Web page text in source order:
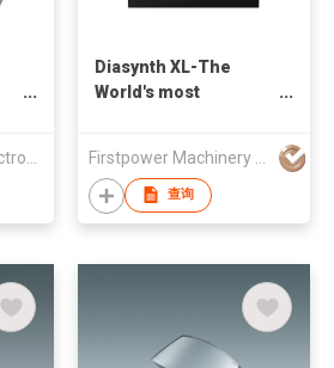
Diasynth XL-The
World's most
and Simulants
Detection查询